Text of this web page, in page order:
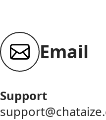
Email
Support